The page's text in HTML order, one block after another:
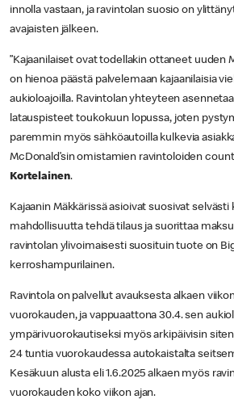
innolla vastaan, ja ravintolan suosio on
avajaisten jälkeen.
”Kajaanilaiset ovat todellakin ottaneet uuden
on hienoa päästä palvelemaan kajaanilaisia
aukioloajoilla. Ravintolan yhteyteen
latauspisteet toukokuun lopussa, joten
paremmin myös sähköautoilla kulkevia
McDonald’sin omistamien ravintoloiden
Kortelainen.
Kajaanin Mäkkärissä asioivat suosivat
mahdollisuutta tehdä tilaus ja suorittaa
ravintolan ylivoimaisesti suosituin tuote on
kerroshampurilainen.
Ravintola on palvellut avauksesta alkaen
vuorokauden, ja vappuaattona 30.4. sen
ympärivuorokautiseksi myös arkipäivisin
24 tuntia vuorokaudessa autokaistalta
Kesäkuun alusta eli 1.6.2025 alkaen myös
vuorokauden koko viikon ajan.